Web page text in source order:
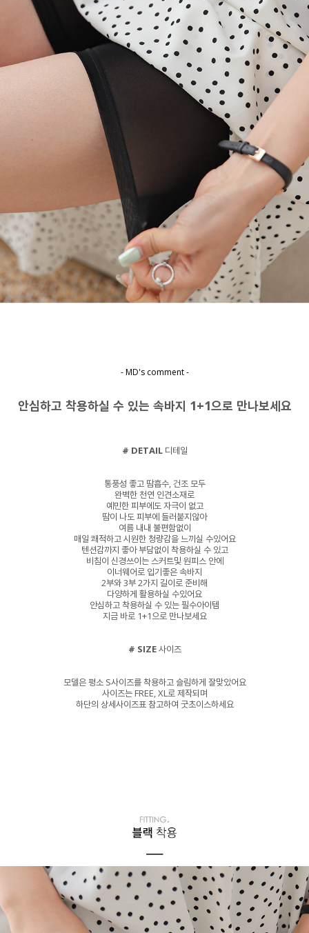
- MD's comment -
안심하고 착용하실 수 있는 속바지 1+1으로 만나보세요
# DETAIL디테일
통풍성 좋고 땀흡수, 건조 모두
완벽한 천연 인견소재로
예민한 피부에도 자극이 없고
땀이 나도 피부에 들러붙지않아
여름 내내 불편함없이
매일 쾌적하고 시원한 청량감을 느끼실 수있어요
텐션감까지 좋아 부담없이 착용하실 수 있고
비침이 신경쓰이는 스커트및 원피스 안에
이너웨어로 입기좋은 속바지
2부와 3부 2가지 길이로 준비해
다양하게 활용하실 수있어요
안심하고 착용하실 수 있는 필수아이템
지금 바로 1+1으로 만나보세요
# SIZE사이즈
모델은 평소 S사이즈를 착용하고 슬림하게 잘맞았어요
사이즈는 FREE, XL로 제작되며
하단의 상세사이즈표 참고하여 굿초이스하세요